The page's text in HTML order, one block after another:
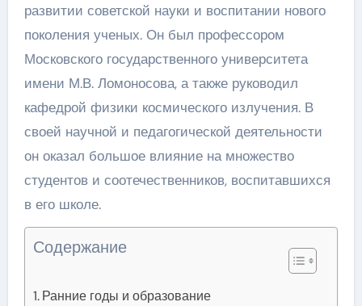
развитии советской науки и воспитании нового
поколения ученых. Он был профессором
Московского государственного университета
имени М.В. Ломоносова, а также руководил
кафедрой физики космического излучения. В
своей научной и педагогической деятельности
он оказал большое влияние на множество
студентов и соотечественников, воспитавшихся
в его школе.
Содержание
Ранние годы и образование